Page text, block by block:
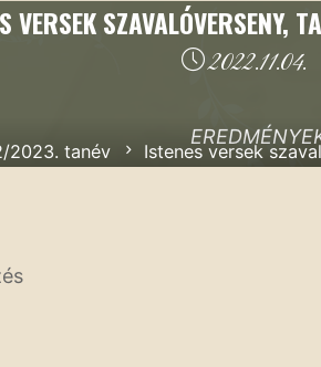
VERSEK SZAVALÓVERSENY,
2022.11.04.
2023. tanév Istenes versek